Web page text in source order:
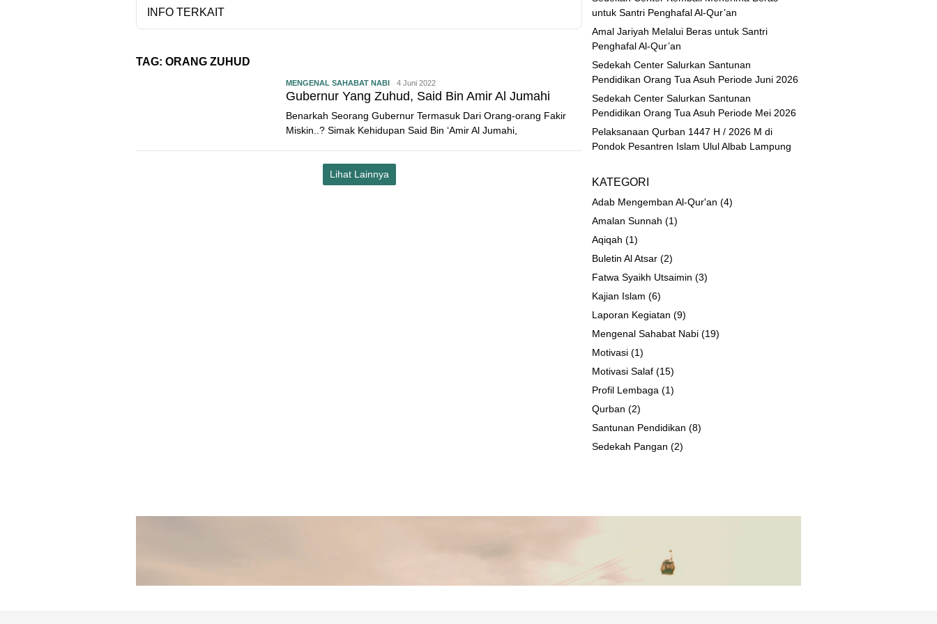
INFO TERKAIT
TAG: ORANG ZUHUD
MENGENAL SAHABAT NABI 4 Juni 2022
Gubernur Yang Zuhud, Said Bin Amir Al Jumahi
Benarkah Seorang Gubernur Termasuk Dari Orang-orang Fakir
Miskin..? Simak Kehidupan Said Bin ‘Amir Al Jumahi,
Lihat Lainnya
untuk Santri Penghafal Al-Qur’an
Amal Jariyah Melalui Beras untuk Santri
Penghafal Al-Qur’an
Sedekah Center Salurkan Santunan
Pendidikan Orang Tua Asuh Periode Juni 2026
Sedekah Center Salurkan Santunan
Pendidikan Orang Tua Asuh Periode Mei 2026
Pelaksanaan Qurban 1447 H / 2026 M di
Pondok Pesantren Islam Ulul Albab Lampung
KATEGORI
Adab Mengemban Al-Qur'an (4)
Amalan Sunnah (1)
Aqiqah (1)
Buletin Al Atsar (2)
Fatwa Syaikh Utsaimin (3)
Kajian Islam (6)
Laporan Kegiatan (9)
Mengenal Sahabat Nabi (19)
Motivasi (1)
Motivasi Salaf (15)
Profil Lembaga (1)
Qurban (2)
Santunan Pendidikan (8)
Sedekah Pangan (2)